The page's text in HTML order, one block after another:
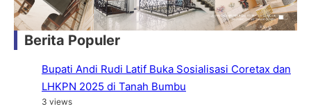
Berita Populer
Bupati Andi Rudi Latif Buka Sosialisasi Coretax dan
LHKPN 2025 di Tanah Bumbu
3 views